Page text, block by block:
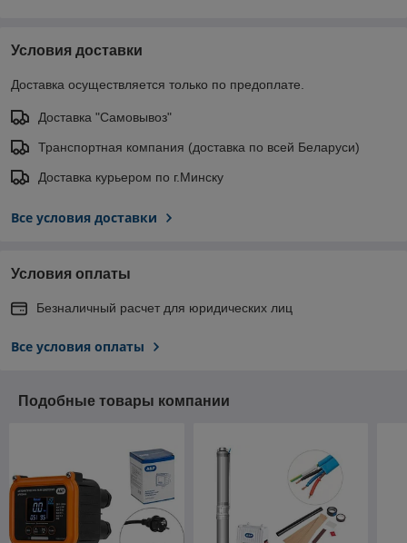
Условия доставки
Доставка осуществляется только по предоплате.
Доставка "Самовывоз"
Транспортная компания (доставка по всей Беларуси)
Доставка курьером по г.Минску
Все условия доставки
Условия оплаты
Безналичный расчет для юридических лиц
Все условия оплаты
Подобные товары компании